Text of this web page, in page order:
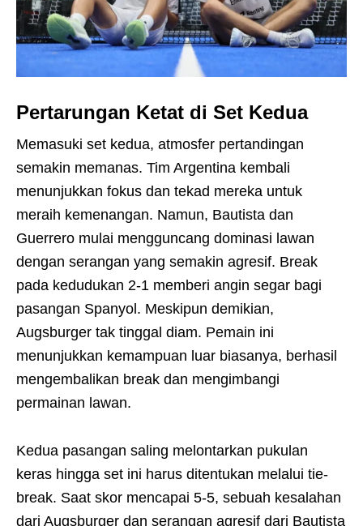
Pertarungan Ketat di Set Kedua
Memasuki set kedua, atmosfer pertandingan
semakin memanas. Tim Argentina kembali
menunjukkan fokus dan tekad mereka untuk
meraih kemenangan. Namun, Bautista dan
Guerrero mulai mengguncang dominasi lawan
dengan serangan yang semakin agresif. Break
pada kedudukan 2-1 memberi angin segar bagi
pasangan Spanyol. Meskipun demikian,
Augsburger tak tinggal diam. Pemain ini
menunjukkan kemampuan luar biasanya, berhasil
mengembalikan break dan mengimbangi
permainan lawan.
Kedua pasangan saling melontarkan pukulan
keras hingga set ini harus ditentukan melalui tie-
break. Saat skor mencapai 5-5, sebuah kesalahan
dari Augsburger dan serangan agresif dari Bautista